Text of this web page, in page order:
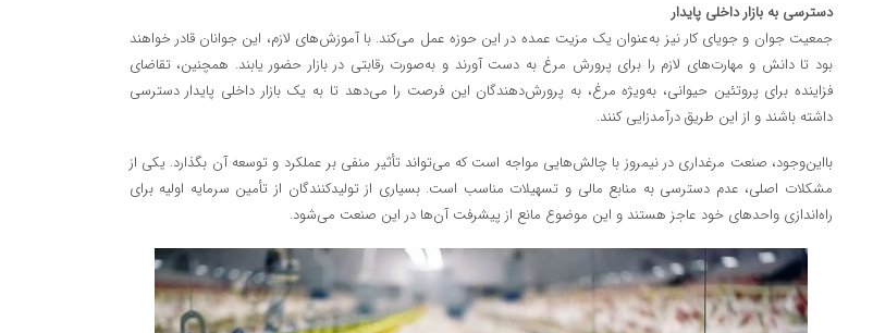
دسترسی به بازار داخلی پایدار
جمعیت جوان و جویای کار نیز به‌عنوان یک مزیت عمده در این حوزه عمل می‌کند. با آموزش‌های لازم، این جوانان قادر خواهند
بود تا دانش و مهارت‌های لازم را برای پرورش مرغ به دست آورند و به‌صورت رقابتی در بازار حضور یابند. همچنین، تقاضای
فزاینده برای پروتئین حیوانی، به‌ویژه مرغ، به پرورش‌دهندگان این فرصت را می‌دهد تا به یک بازار داخلی پایدار دسترسی
داشته باشند و از این طریق درآمدزایی کنند.
بااین‌وجود، صنعت مرغداری در نیمروز با چالش‌هایی مواجه است که می‌تواند تأثیر منفی بر عملکرد و توسعه آن بگذارد. یکی از
مشکلات اصلی، عدم دسترسی به منابع مالی و تسهیلات مناسب است. بسیاری از تولیدکنندگان از تأمین سرمایه اولیه برای
راه‌اندازی واحدهای خود عاجز هستند و این موضوع مانع از پیشرفت آن‌ها در این صنعت می‌شود.